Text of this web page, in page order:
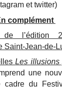
et twitter)
complément
de l’édition
Saint-Jean-de-
Les illusions
une
cadre du